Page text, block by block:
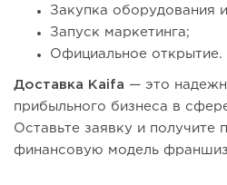
Закупка оборудования
Запуск маркетинга;
Официальное открытие.
Доставка Kaifa — это
прибыльного бизнеса в
Оставьте заявку и получите
финансовую модель